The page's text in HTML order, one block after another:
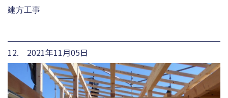
建方工事
12. 2021年11月05日